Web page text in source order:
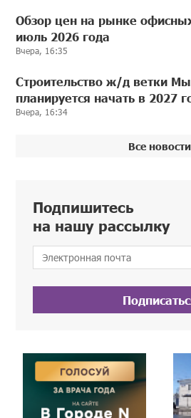
Обзор цен на рынке
июль 2026 года
Вчера, 16:35
Строительство ж/д ветки
планируется начать в 2027
Вчера, 16:34
Все новости
Подпишитесь
на нашу рассылку